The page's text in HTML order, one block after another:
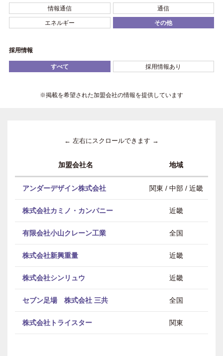
情報通信 通信
エネルギー その他
採用情報
すべて 採用情報あり
※掲載を希望された加盟会社の情報を提供しています
← 左右にスクロールできます →
加盟会社名 地域
アンダーデザイン株式会社 関東 / 中部 / 近畿
株式会社カミノ・カンパニー 近畿
有限会社小山クレーン工業 全国
株式会社新興重量 近畿
株式会社シンリュウ 近畿
セブン足場 株式会社 三共 全国
株式会社トライスター 関東